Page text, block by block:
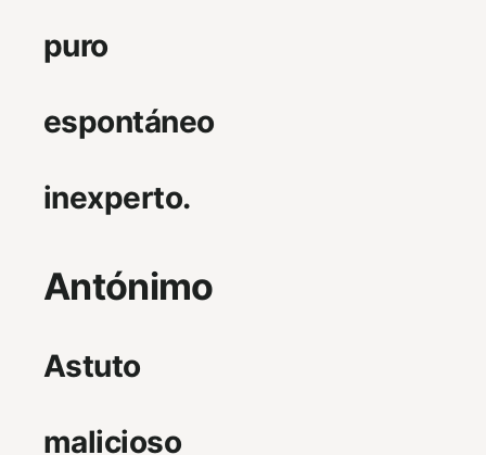
puro
espontáneo
inexperto.
Antónimo
Astuto
malicioso